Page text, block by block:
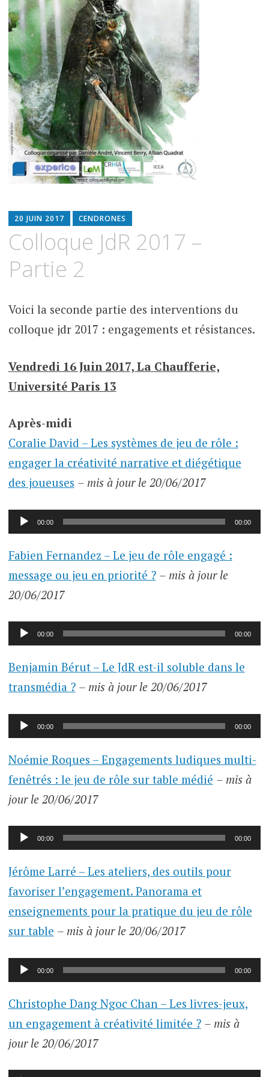
20 JUIN 2017 CENDRONES
Colloque JdR 2017 –
Partie 2
Voici la seconde partie des interventions du
colloque jdr 2017 : engagements et résistances.
Vendredi 16 Juin 2017, La Chaufferie,
Université Paris 13
Après-midi
Coralie David – Les systèmes de jeu de rôle :
engager la créativité narrative et diégétique
des joueuses – mis à jour le 20/06/2017
Lecteur
audio
00:00 00:00
Fabien Fernandez – Le jeu de rôle engagé :
message ou jeu en priorité ? – mis à jour le
20/06/2017
Lecteur
00:00 00:00
Benjamin Bérut – Le JdR est-il soluble dans le
transmédia ? – mis à jour le 20/06/2017
Lecteur
audio
00:00 00:00
Noémie Roques – Engagements ludiques multi-
fenêtrés : le jeu de rôle sur table médié – mis à
jour le 20/06/2017
Lecteur
00:00 00:00
Jérôme Larré – Les ateliers, des outils pour
favoriser l’engagement. Panorama et
enseignements pour la pratique du jeu de rôle
sur table – mis à jour le 20/06/2017
Lecteur
audio
00:00 00:00
Christophe Dang Ngoc Chan – Les livres-jeux,
un engagement à créativité limitée ? – mis à
jour le 20/06/2017